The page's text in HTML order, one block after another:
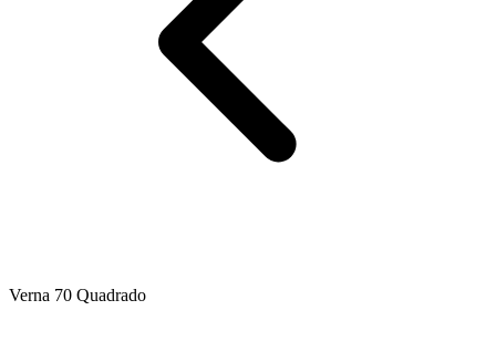
Verna 70 Quadrado